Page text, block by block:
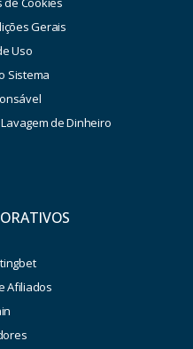
Gerais
Uso
Sistema
de Dinheiro
Afiliados